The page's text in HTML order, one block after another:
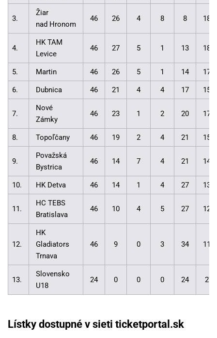
3.
Žiar
nad Hronom
46 26 4 8 8
4.
HK TAM
Levice
46 27 5 1 13
5. Martin 46 26 5 1 14
6. Dubnica 46 21 4 4 17
7.
Nové
Zámky
46 23 1 2 20
8. Topoľčany 46 19 2 4 21
9.
Považská
Bystrica
46 14 7 4 21
10. HK Detva 46 14 1 4 27
11.
HC TEBS
Bratislava
46 10 4 5 27
12.
HK
Gladiators
Trnava
46 9 0 3 34
13.
Slovensko
U18
24 0 0 0 24
Lístky dostupné v sieti ticketportal.sk